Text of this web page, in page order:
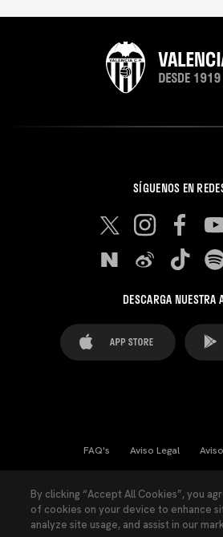
SÍGUENOS EN
DESCARGA NUESTRA
FAQ's Aviso Legal
Ley Transparencia Política
By clicking “Accept All Cookies”, you
of cookies on your device to enhance
analyze site usage, and assist in our